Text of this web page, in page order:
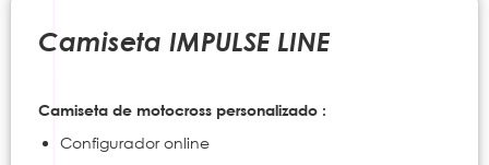
Camiseta IMPULSE LINE
Camiseta de motocross personalizado :
Configurador online
beginning
images
gallery